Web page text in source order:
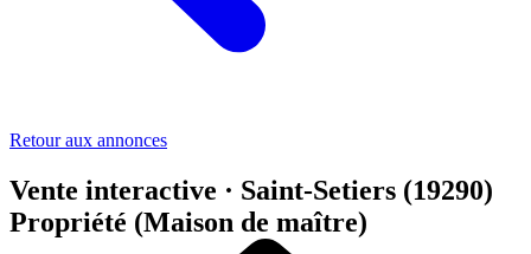
Retour aux annonces
Vente interactive · Saint-Setiers (19290)
Propriété (Maison de maître)